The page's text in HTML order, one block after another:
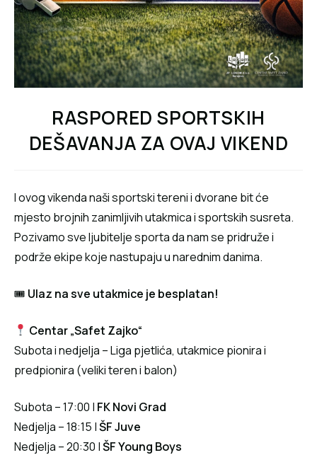
RASPORED SPORTSKIH
DEŠAVANJA ZA OVAJ VIKEND
I ovog vikenda naši sportski tereni i dvorane bit će
mjesto brojnih zanimljivih utakmica i sportskih susreta.
Pozivamo sve ljubitelje sporta da nam se pridruže i
podrže ekipe koje nastupaju u narednim danima.
🎟 Ulaz na sve utakmice je besplatan!
Centar „Safet Zajko“
Subota i nedjelja – Liga pjetlića, utakmice pionira i
predpionira (veliki teren i balon)
Subota – 17:00 | FK Novi Grad
Nedjelja – 18:15 |ŠF Juve
Nedjelja – 20:30 |ŠF Young Boys